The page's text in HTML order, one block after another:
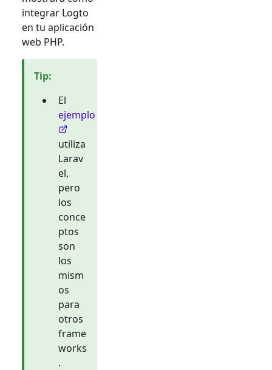
integrar Logto
en tu aplicación
web PHP.
Tip:
El
ejemplo
utiliza
Larav
el,
pero
los
conce
ptos
son
los
mism
os
para
otros
frame
works
.